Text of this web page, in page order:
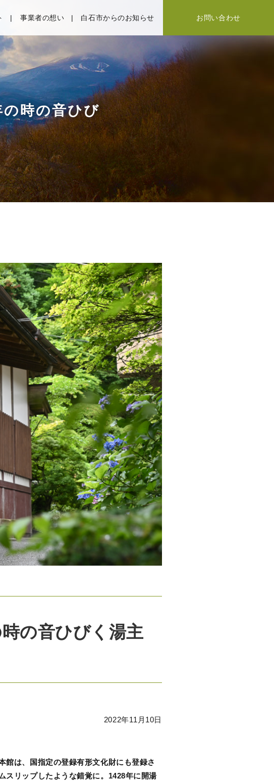
事業者の想い 白石市からのお知らせ お問い合わせ
時の音ひび
の音ひびく湯主
2022年11月10日
館は、国指定の登録有形文化財にも登録さ
スリップしたような錯覚に。1428年に開湯